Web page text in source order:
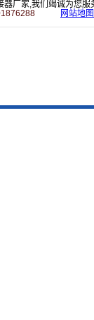
器厂家,我们竭诚为您服
网站地图